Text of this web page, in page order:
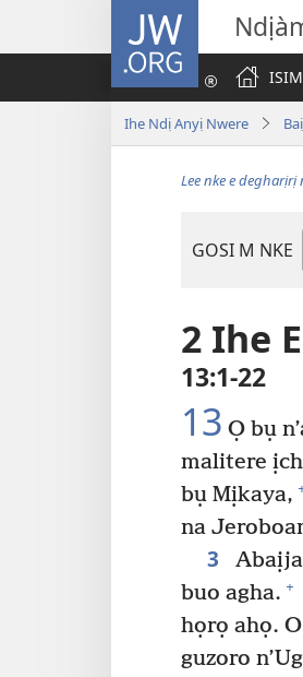
JW.ORG
Ihe Ndị Anyị Nwere
Lee nke e degharịrị
GOSI M NKE
2 Ihe
13:1-22
13 Ọ bụ
malitere
bụ Mịkaya,
na
3
buo agha. +
họrọ ahọ.
guzoro